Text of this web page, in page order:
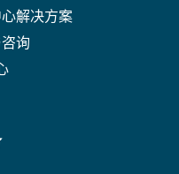
解决方案
询